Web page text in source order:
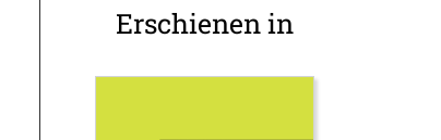
Erschienen in